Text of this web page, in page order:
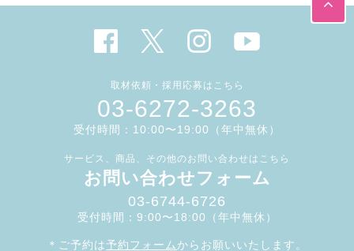
取材依頼・採用応募はこちら
03-6272-3263
受付時間：10:00〜19:00（年中無休）
サービス、商品、その他のお問い合わせはこちら
お問い合わせフォーム
03-6744-6726
受付時間：9:00〜18:00（年中無休）
＊ご予約は予約フォーム からお願いいたします。